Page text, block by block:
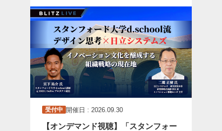
受付中 開催日 : 2026.09.30
【オンデマンド視聴】「スタンフォー